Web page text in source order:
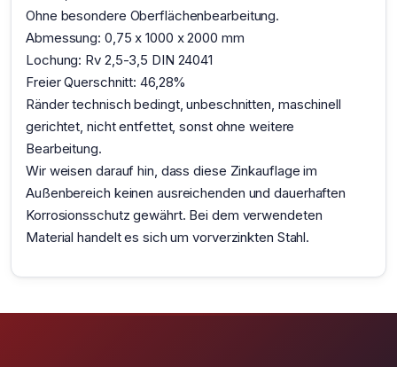
Ohne besondere Oberflächenbearbeitung.
Abmessung: 0,75 x 1000 x 2000 mm
Lochung: Rv 2,5-3,5 DIN 24041
Freier Querschnitt: 46,28%
Ränder technisch bedingt, unbeschnitten, maschinell
gerichtet, nicht entfettet, sonst ohne weitere
Bearbeitung.
Wir weisen darauf hin, dass diese Zinkauflage im
Außenbereich keinen ausreichenden und dauerhaften
Korrosionsschutz gewährt. Bei dem verwendeten
Material handelt es sich um vorverzinkten Stahl.